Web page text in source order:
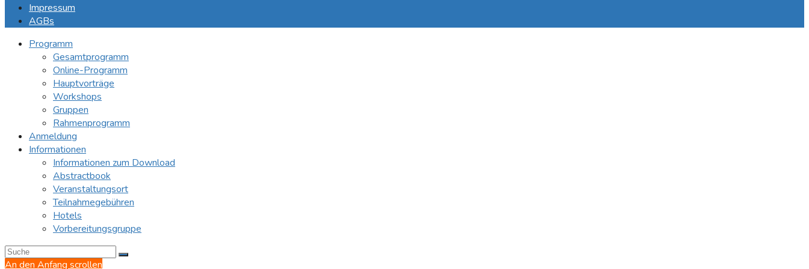
Impressum
AGBs
Programm
Gesamtprogramm
Online-Programm
Hauptvorträge
Workshops
Gruppen
Rahmenprogramm
Anmeldung
Informationen
Informationen zum Download
Abstractbook
Veranstaltungsort
Teilnahmegebühren
Hotels
Vorbereitungsgruppe
An den Anfang scrollen